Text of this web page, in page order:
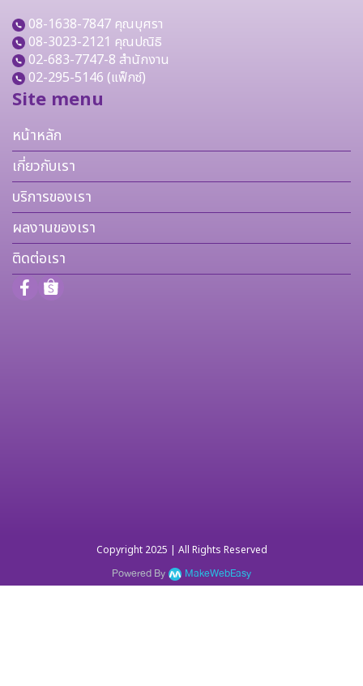
08-1638-7847 คุณบุศรา
08-3023-2121 คุณปณิธิ
02-683-7747-8 สำนักงาน
02-295-5146 (แฟ็กซ์)
Site menu
หน้าหลัก
เกี่ยวกับเรา
บริการของเรา
ผลงานของเรา
ติดต่อเรา
Copyright 2025 | All Rights Reserved
Powered By MakeWebEasy